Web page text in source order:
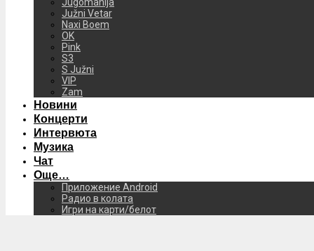
Južni Vetar
Naxi Boem
OK
Pink
S3
S Južni
VIP
Zam
Новини
Концерти
Интервюта
Музика
Чат
Още…
Приложение Android
Радио в колата
Игри на карти/белот